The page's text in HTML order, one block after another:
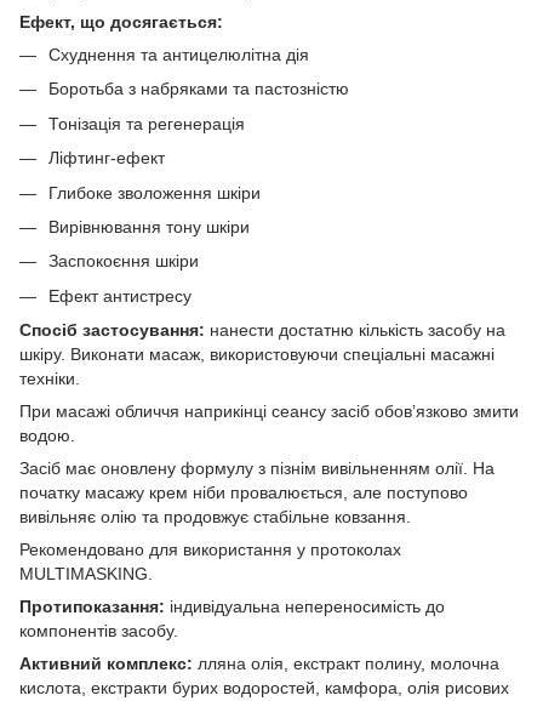
Ефект, що досягається:
Схуднення та антицелюлітна дія
Боротьба з набряками та пастозністю
Тонізація та регенерація
Ліфтинг-ефект
Глибоке зволоження шкіри
Вирівнювання тону шкіри
Заспокоєння шкіри
Ефект антистресу
Спосіб застосування: нанести достатню кількість засобу на
шкіру. Виконати масаж, використовуючи спеціальні масажні
техніки.
При масажі обличчя наприкінці сеансу засіб обов’язково змити
водою.
Засіб має оновлену формулу з пізнім вивільненням олії. На
початку масажу крем ніби провалюється, але поступово
вивільняє олію та продовжує стабільне ковзання.
Рекомендовано для використання у протоколах
MULTIMASKING.
Протипоказання: індивідуальна непереносимість до
компонентів засобу.
Активний комплекс: лляна олія, екстракт полину, молочна
кислота, екстракти бурих водоростей, камфора, олія рисових